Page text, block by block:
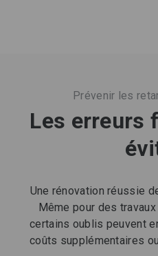
Prévenir les
Les erreurs
Une rénovation réussie
Même pour des
certains oublis peuvent
coûts supplémentaires